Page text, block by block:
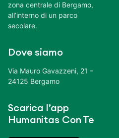
zona centrale di Bergamo,
all’interno di un parco
secolare.
Dove siamo
Via Mauro Gavazzeni, 21 –
24125 Bergamo
Scarica l’app
Humanitas Con Te